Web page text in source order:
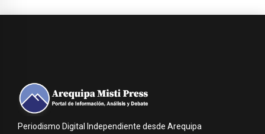
Periodismo Digital Independiente desde Arequipa